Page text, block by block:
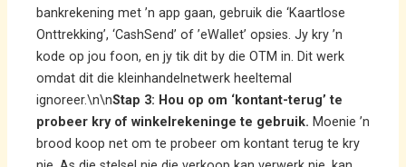
bankrekening met ’n app gaan, gebruik die ‘Kaartlose
Onttrekking’, ‘CashSend’ of ’eWallet’ opsies. Jy kry ’n
kode op jou foon, en jy tik dit by die OTM in. Dit werk
omdat dit die kleinhandelnetwerk heeltemal
ignoreer.\n\nStap 3: Hou op om ‘kontant-terug’ te
probeer kry of winkelrekeninge te gebruik. Moenie ’n
brood koop net om te probeer om kontant terug te kry